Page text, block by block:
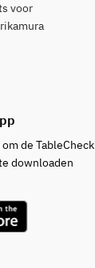
voor
om de TableCheck
downloaden